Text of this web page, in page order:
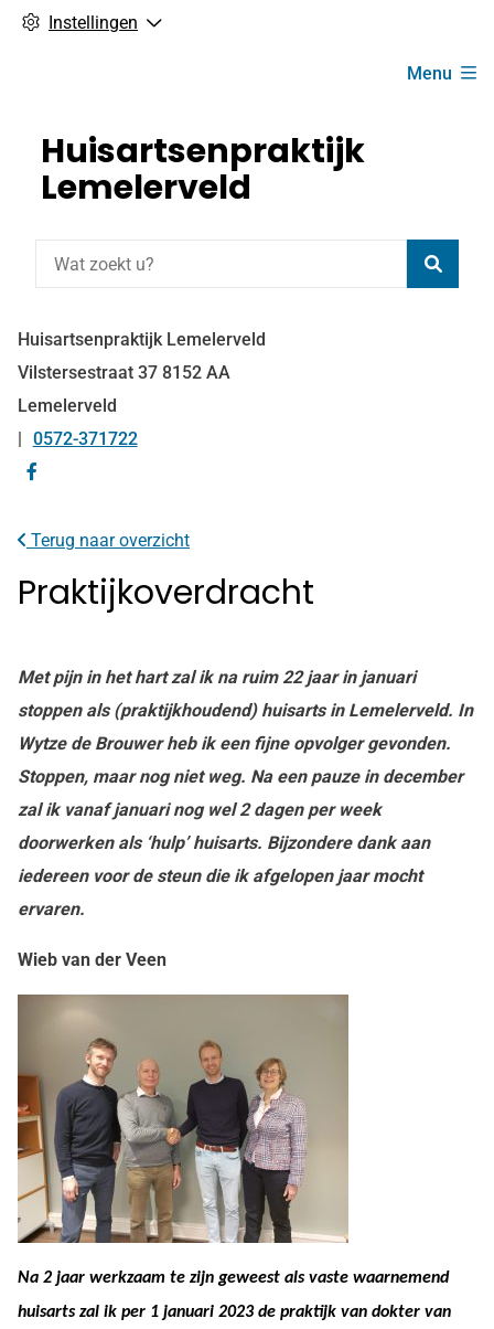
Instellingen
Menu
Huisartsenpraktijk
Lemelerveld
Huisartsenpraktijk Lemelerveld
Vilstersestraat 37 8152 AA
Lemelerveld
Tel:
0572-371722
facebook
Terug naar overzicht
Praktijkoverdracht
Met pijn in het hart zal ik na ruim 22 jaar in januari
stoppen als (praktijkhoudend) huisarts in Lemelerveld. In
Wytze de Brouwer heb ik een fijne opvolger gevonden.
Stoppen, maar nog niet weg. Na een pauze in december
zal ik vanaf januari nog wel 2 dagen per week
doorwerken als ‘hulp’ huisarts. Bijzondere dank aan
iedereen voor de steun die ik afgelopen jaar mocht
ervaren.
Wieb van der Veen
Na 2 jaar werkzaam te zijn geweest als vaste waarnemend
huisarts zal ik per 1 januari 2023 de praktijk van dokter van